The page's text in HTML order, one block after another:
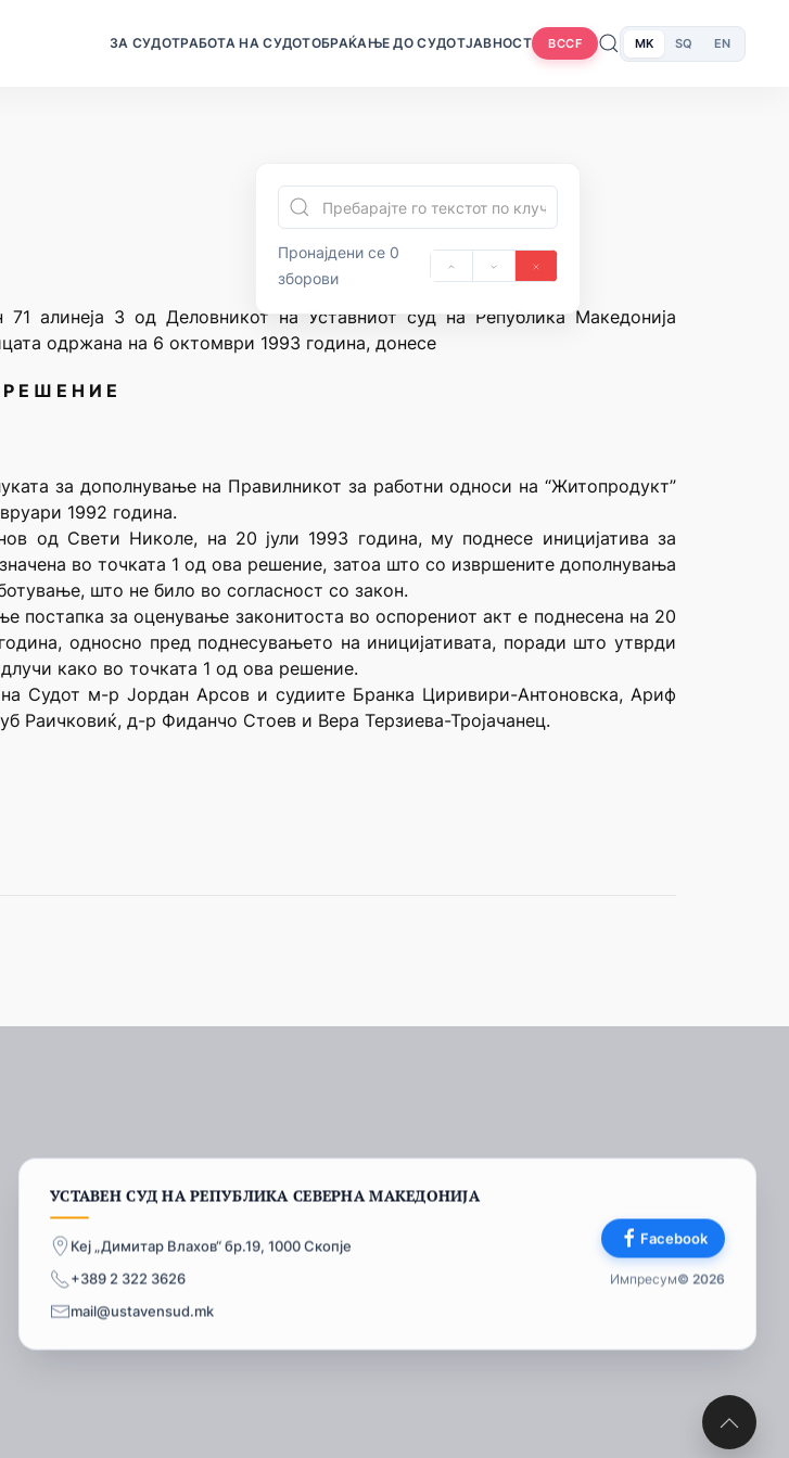
ЗА СУДОТРАБОТА НА СУДОТОБРАЌАЊЕ ДО СУДОТЈАВНОСТ BCCF MK SQ EN
Пронајдени се 0
зборови
алинеја 3 од Деловникот на Уставниот суд на Република Македонија
одржана на 6 октомври 1993 година, донесе
Р Е Ш Е Н И Е
за дополнување на Правилникот за работни односи на “Житопродукт”
1992 година.
од Свети Николе, на 20 јули 1993 година, му поднесе иницијатива за
во точката 1 од ова решение, затоа што со извршените дополнувања
што не било во согласност со закон.
постапка за оценување законитоста во оспорениот акт е поднесена на 20
односно пред поднесувањето на иницијативата, поради што утврди
како во точката 1 од ова решение.
Судот м-р Јордан Арсов и судиите Бранка Циривири-Антоновска, Ариф
д-р Фиданчо Стоев и Вера Терзиева-Тројачанец.
УСТАВЕН СУД НА РЕПУБЛИКА СЕВЕРНА МАКЕДОНИЈА
Кеј „Димитар Влахов“ бр.19, 1000 Скопје
+389 2 322 3626
mail@ustavensud.mk
Facebook
Импресум© 2026